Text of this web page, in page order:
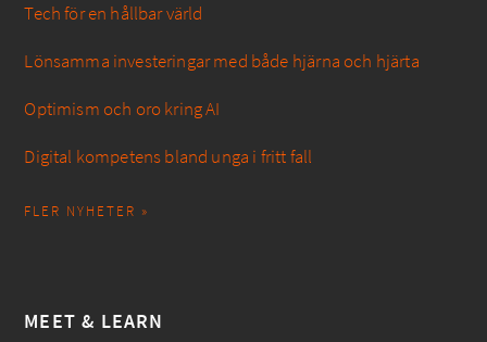
Tech för en hållbar värld
Lönsamma investeringar med både hjärna och hjärta
Optimism och oro kring AI
Digital kompetens bland unga i fritt fall
FLER NYHETER »
MEET & LEARN